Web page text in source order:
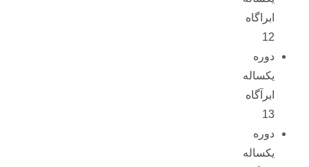
ابراگاه
12
دوره
یکساله
ابرآگاه
13
دوره
یکساله